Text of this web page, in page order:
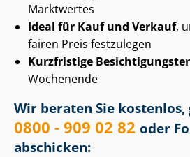
Marktwertes
Ideal für Kauf und Verkauf,
fairen Preis festzulegen
Kurzfristige
Wochenende
Wir beraten Sie
0800 - 909 02 82 oder
abschicken: